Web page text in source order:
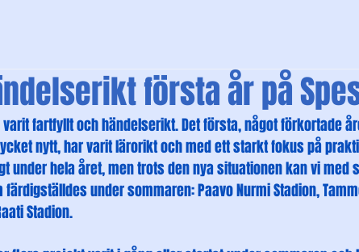
första år på
varit fartfyllt och händelserikt. Det första, något förkortade
nytt, har varit lärorikt och med ett starkt fokus på
under hela året, men trots den nya situationen kan vi med
under sommaren: Paavo Nurmi Stadion,
Stadion.